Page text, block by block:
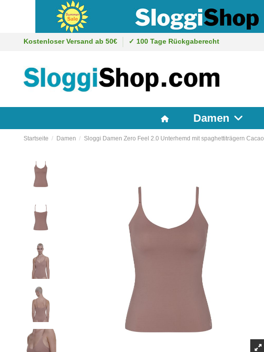
Kostenloser Versand ab 50€ ✓ 100 Tage Rückgaberecht
Damen
Startseite Damen Sloggi Damen Zero Feel 2.0 Unterhemd mit spaghettiträgern Cacao